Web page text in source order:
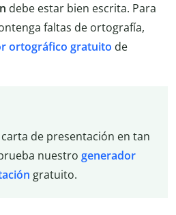
debe estar bien escrita. Para
faltas de ortografía,
ortográfico gratuito de
de presentación en tan
nuestro generador
gratuito.